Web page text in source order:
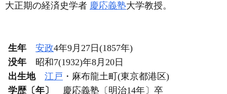
大正期の経済史学者 慶応義塾大学教授。
生年 安政4年9月27日(1857年)
没年
昭和7(1932)年8月20日
出生地
江戸 ・麻布龍土町(東京都港区)
学歴〔年〕
慶応義塾〔明治14年〕卒